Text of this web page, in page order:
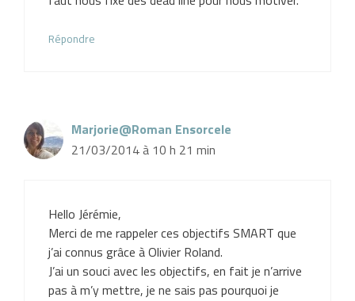
Répondre
Marjorie@Roman Ensorcele
21/03/2014 à 10 h 21 min
Hello Jérémie,
Merci de me rappeler ces objectifs SMART que
j’ai connus grâce à Olivier Roland.
J’ai un souci avec les objectifs, en fait je n’arrive
pas à m’y mettre, je ne sais pas pourquoi je